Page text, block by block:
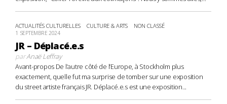
ACTUALITÉS CULTURELLES CULTURE & ARTS NON CLASSÉ
1 SEPTEMBRE 2024
JR – Déplacé.e.s
parAnaë Leffray
Avant-propos De l’autre côté de l’Europe, à Stockholm plus
exactement, quelle fut ma surprise de tomber sur une exposition
du street artiste français JR. Déplacé.e.s est une exposition...